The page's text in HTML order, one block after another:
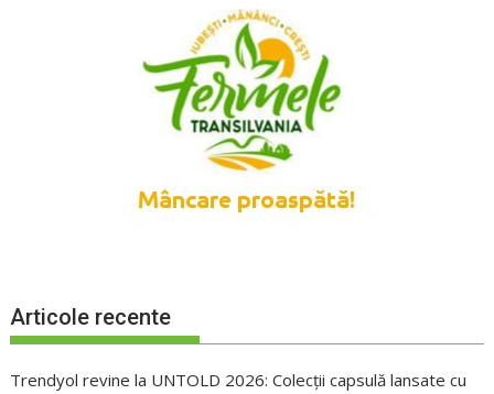
Articole recente
Trendyol revine la UNTOLD 2026: Colecții capsulă lansate cu